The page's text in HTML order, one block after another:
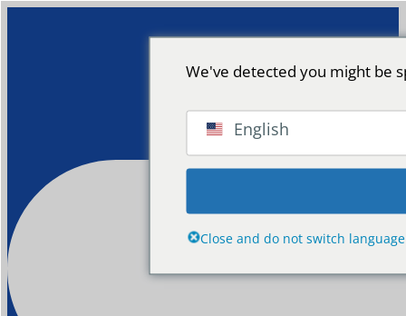
We've detected you might be
English
Close and do not switch language